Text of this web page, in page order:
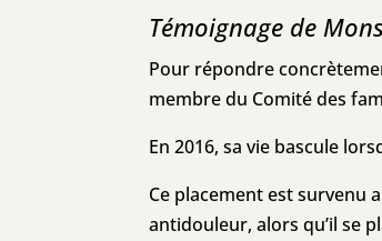
Témoignage de
Pour répondre
membre du Comité des
En 2016, sa vie bascule
Ce placement est survenu
antidouleur, alors qu’il se